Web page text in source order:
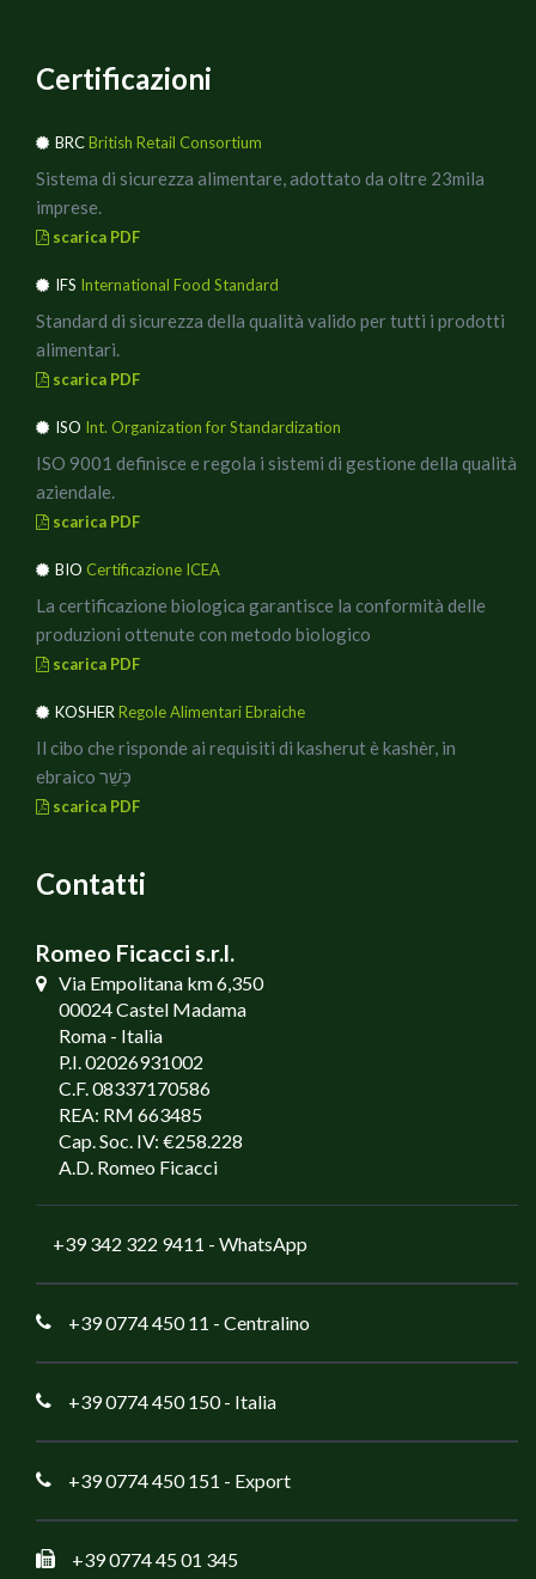
Certificazioni
BRCBritish Retail Consortium
Sistema di sicurezza alimentare, adottato da oltre 23mila
imprese.
scarica PDF
IFS International Food Standard
Standard di sicurezza della qualità valido per tutti i prodotti
alimentari.
scarica PDF
ISO Int. Organization for Standardization
ISO 9001 definisce e regola i sistemi di gestione della qualità
aziendale.
scarica PDF
BIO Certificazione ICEA
La certificazione biologica garantisce la conformità delle
produzioni ottenute con metodo biologico
scarica PDF
KOSHER Regole Alimentari Ebraiche
Il cibo che risponde ai requisiti di kasherut è kashèr, in
ebraico כָּשֵׁר
scarica PDF
Contatti
Romeo Ficacci s.r.l.
Via Empolitana km 6,350
00024 Castel Madama
Roma - Italia
P.I. 02026931002
C.F. 08337170586
REA: RM 663485
Cap. Soc. IV: €258.228
A.D. Romeo Ficacci
+39 342 322 9411 - WhatsApp
+39 0774 450 11 - Centralino
+39 0774 450 150- Italia
+39 0774 450 151 - Export
+39 0774 45 01 345